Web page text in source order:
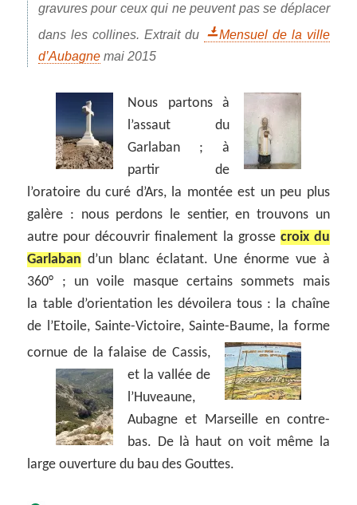
gravures pour ceux qui ne peuvent pas se déplacer
dans les collines. Extrait du
Mensuel de la ville
d’Aubagne mai 2015
Nous partons à
l’assaut du
Garlaban ; à
partir de
l’oratoire du curé d’Ars, la montée est un peu plus
galère : nous perdons le sentier, en trouvons un
autre pour découvrir finalement la grosse croix du
Garlaban d’un blanc éclatant. Une énorme vue à
360° ; un voile masque certains sommets mais
la table d’orientation les dévoilera tous : la chaîne
de l’Etoile, Sainte-Victoire, Sainte-Baume, la forme
cornue de la falaise de Cassis,
et la vallée de
l’Huveaune,
Aubagne et Marseille en contre-
bas. De là haut on voit même la
large ouverture du bau des Gouttes.